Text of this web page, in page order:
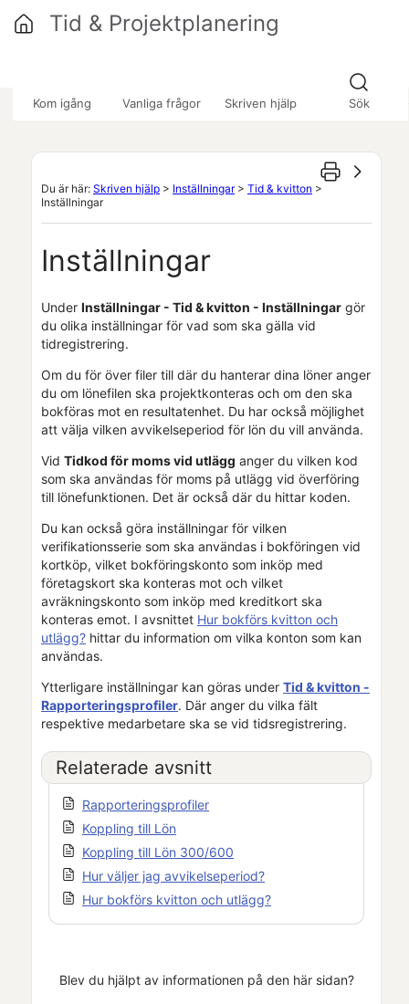
Kom igång Vanliga frågor Skriven hjälp Sök
Tid & Projektplanering
Du är här: Skriven hjälp > Inställningar> Tid & kvitton >
Inställningar
Inställningar
Under Inställningar - Tid & kvitton - Inställningar gör
du olika inställningar för vad som ska gälla vid
tidregistrering.
Om du för över filer till där du hanterar dina löner anger
du om lönefilen ska projektkonteras och om den ska
bokföras mot en resultatenhet. Du har också möjlighet
att välja vilken avvikelseperiod för lön du vill använda.
Vid Tidkod för moms vid utlägg anger du vilken kod
som ska användas för moms på utlägg vid överföring
till lönefunktionen. Det är också där du hittar koden.
Du kan också göra inställningar för vilken
verifikationsserie som ska användas i bokföringen vid
kortköp, vilket bokföringskonto som inköp med
företagskort ska konteras mot och vilket
avräkningskonto som inköp med kreditkort ska
konteras emot. I avsnittet Hur bokförs kvitton och
utlägg? hittar du information om vilka konton som kan
användas.
Ytterligare inställningar kan göras under Tid & kvitton -
Rapporteringsprofiler. Där anger du vilka fält
respektive medarbetare ska se vid tidsregistrering.
Relaterade avsnitt
Rapporteringsprofiler
Koppling till Lön
Koppling till Lön 300/600
Hur väljer jag avvikelseperiod?
Hur bokförs kvitton och utlägg?
Blev du hjälpt av informationen på den här sidan?